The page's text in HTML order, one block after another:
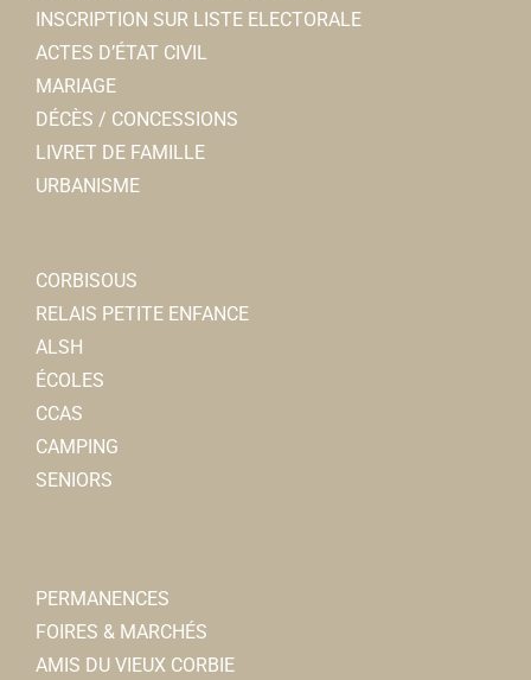
INSCRIPTION SUR LISTE ELECTORALE
ACTES D’ÉTAT CIVIL
MARIAGE
DÉCÈS / CONCESSIONS
LIVRET DE FAMILLE
URBANISME
CORBISOUS
RELAIS PETITE ENFANCE
ALSH
ÉCOLES
CCAS
CAMPING
SENIORS
PERMANENCES
FOIRES & MARCHÉS
AMIS DU VIEUX CORBIE